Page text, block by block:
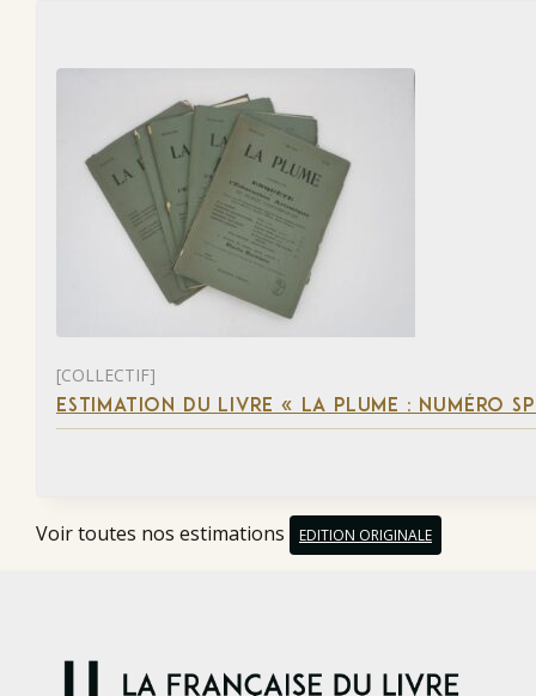
[COLLECTIF]
ESTIMATION DU LIVRE « LA PLUME : NUMÉRO
Voir toutes nos estimations EDITION ORIGINALE